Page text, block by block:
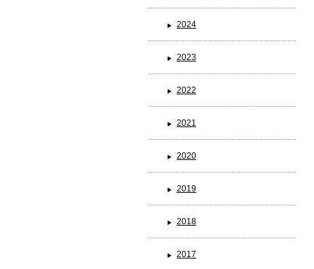
2024
2023
2022
2021
2020
2019
2018
2017